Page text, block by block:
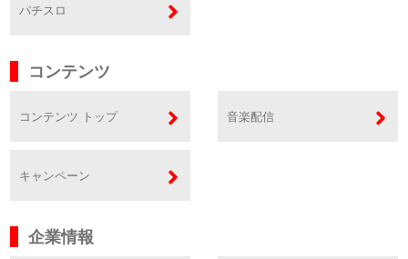
パチスロ
コンテンツ
コンテンツ トップ 音楽配信
キャンペーン
企業情報